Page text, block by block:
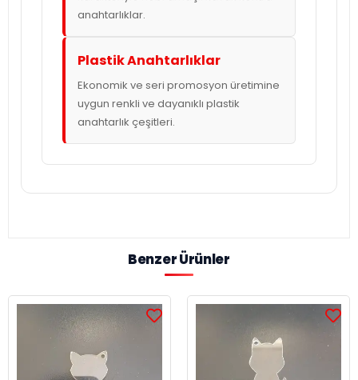
anahtarlıklar.
Plastik Anahtarlıklar
Ekonomik ve seri promosyon üretimine
uygun renkli ve dayanıklı plastik
anahtarlık çeşitleri.
Benzer Ürünler